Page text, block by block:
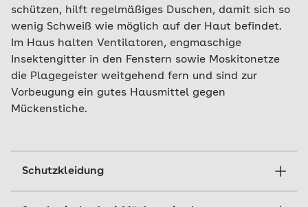
schützen, hilft regelmäßiges Duschen, damit sich so
wenig Schweiß wie möglich auf der Haut befindet.
Im Haus halten Ventilatoren, engmaschige
Insektengitter in den Fenstern sowie Moskitonetze
die Plagegeister weitgehend fern und sind zur
Vorbeugung ein gutes Hausmittel gegen
Mückenstiche.
Schutzkleidung